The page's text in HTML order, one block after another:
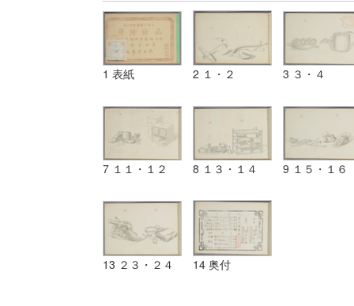
1 表紙 2 １・２ 3 ３・４
7 １１・１２ 8 １３・１４ 9 １５・１６
13 ２３・２４ 14 奥付